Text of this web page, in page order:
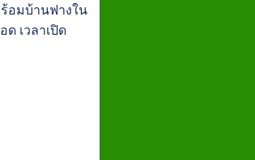
อมบ้านฟางใน
เวลาเปิด